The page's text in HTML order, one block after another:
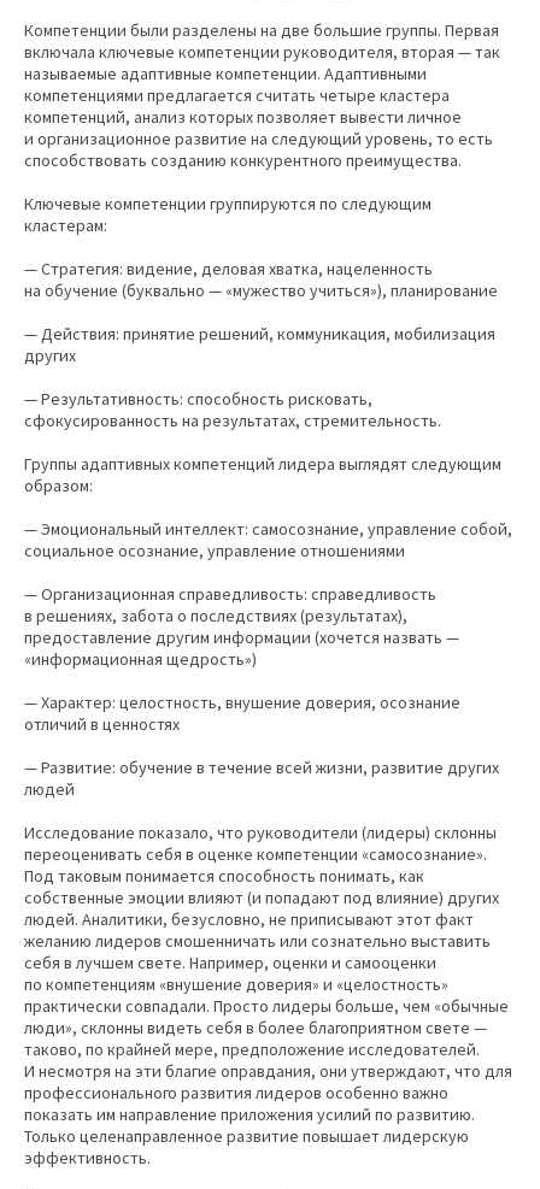
Компетенции были разделены на две большие группы. Первая
включала ключевые компетенции руководителя, вторая — так
называемые адаптивные компетенции. Адаптивными
компетенциями предлагается считать четыре кластера
компетенций, анализ которых позволяет вывести личное
и организационное развитие на следующий уровень, то есть
способствовать созданию конкурентного преимущества.
Ключевые компетенции группируются по следующим
кластерам:
— Стратегия: видение, деловая хватка, нацеленность
на обучение (буквально — «мужество учиться»), планирование
— Действия: принятие решений, коммуникация, мобилизация
других
— Результативность: способность рисковать,
сфокусированность на результатах, стремительность.
Группы адаптивных компетенций лидера выглядят следующим
образом:
— Эмоциональный интеллект: самосознание, управление собой,
социальное осознание, управление отношениями
— Организационная справедливость: справедливость
в решениях, забота о последствиях (результатах),
предоставление другим информации (хочется назвать —
«информационная щедрость»)
— Характер: целостность, внушение доверия, осознание
отличий в ценностях
— Развитие: обучение в течение всей жизни, развитие других
людей
Исследование показало, что руководители (лидеры) склонны
переоценивать себя в оценке компетенции «самосознание».
Под таковым понимается способность понимать, как
собственные эмоции влияют (и попадают под влияние) других
людей. Аналитики, безусловно, не приписывают этот факт
желанию лидеров смошенничать или сознательно выставить
себя в лучшем свете. Например, оценки и самооценки
по компетенциям «внушение доверия» и «целостность»
практически совпадали. Просто лидеры больше, чем «обычные
люди», склонны видеть себя в более благоприятном свете —
таково, по крайней мере, предположение исследователей.
И несмотря на эти благие оправдания, они утверждают, что для
профессионального развития лидеров особенно важно
показать им направление приложения усилий по развитию.
Только целенаправленное развитие повышает лидерскую
эффективность.